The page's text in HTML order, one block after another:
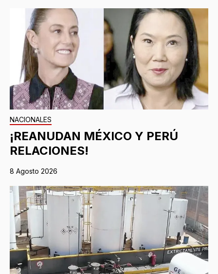
NACIONALES
¡REANUDAN MÉXICO Y PERÚ
RELACIONES!
8 Agosto 2026